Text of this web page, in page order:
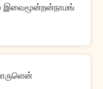
இவைமூன்றன்நாமங்